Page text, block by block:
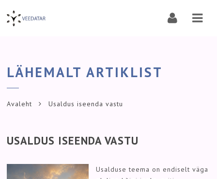
LÄHEMALT ARTIKLIST
Avaleht Usaldus iseenda vastu
USALDUS ISEENDA VASTU
Usalduse teema on endiselt väga